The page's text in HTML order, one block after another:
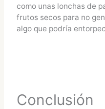
como unas lonchas de
frutos secos para no
algo que podría
Conclusión